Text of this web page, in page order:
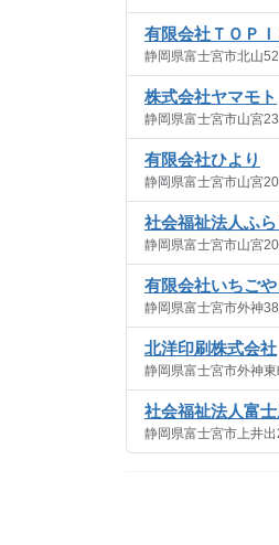
有限会社ＴＯＰＩ
静岡県富士宮市北山
株式会社ヤマモト
静岡県富士宮市山宮
有限会社ひより
静岡県富士宮市山宮
社会福祉法人ふら
静岡県富士宮市山宮
有限会社いちご
静岡県富士宮市外神
北洋印刷株式会社
静岡県富士宮市外神
社会福祉法人富
静岡県富士宮市上井